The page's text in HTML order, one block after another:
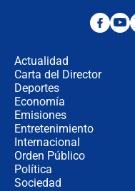
Actualidad
Carta del Director
Deportes
Economía
Emisiones
Entretenimiento
Internacional
Orden Público
Política
Sociedad